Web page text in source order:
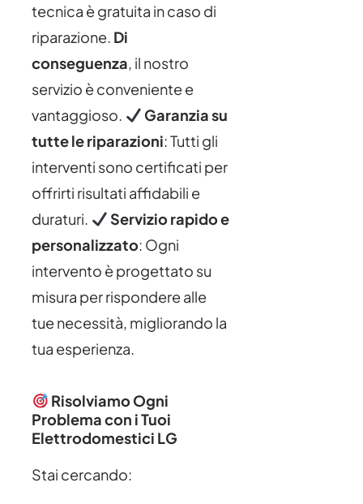
tecnica è gratuita in caso di
riparazione. Di
conseguenza, il nostro
servizio è conveniente e
vantaggioso.
Garanzia su
tutte le riparazioni: Tutti gli
interventi sono certificati per
offrirti risultati affidabili e
duraturi.
Servizio rapido e
personalizzato: Ogni
intervento è progettato su
misura per rispondere alle
tue necessità, migliorando la
tua esperienza.
Risolviamo Ogni
Problema con i Tuoi
Elettrodomestici LG
Stai cercando: